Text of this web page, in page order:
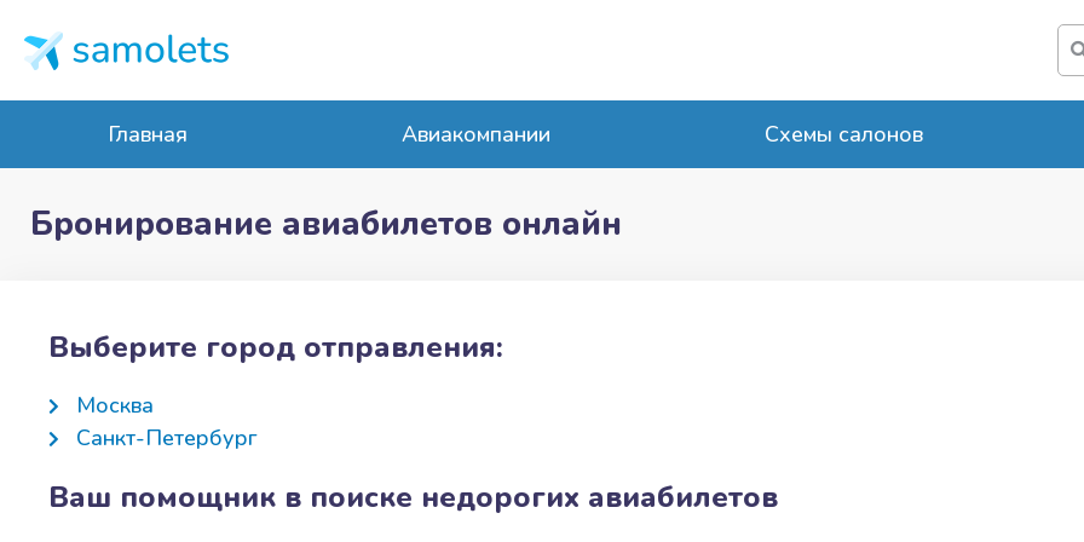
Главная Авиакомпании Схемы салонов
Бронирование авиабилетов онлайн
Выберите город отправления:
Москва
Санкт-Петербург
Ваш помощник в поиске недорогих авиабилетов